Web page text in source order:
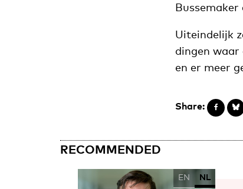
Bussemaker
Uiteindelijk
dingen waar
en er meer
Share:
RECOMMENDED
EN NL